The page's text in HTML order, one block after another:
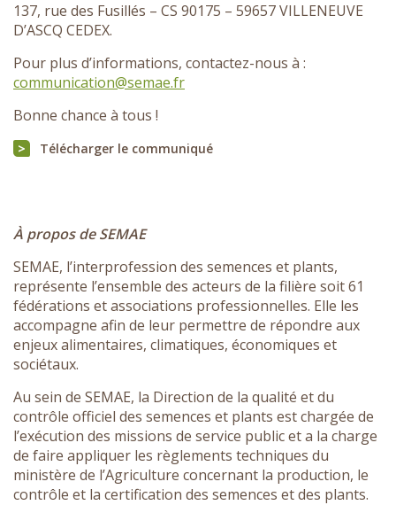
137, rue des Fusillés – CS 90175 – 59657 VILLENEUVE
D’ASCQ CEDEX.
Pour plus d’informations, contactez-nous à :
communication@semae.fr
Bonne chance à tous !
Télécharger le communiqué
À propos de SEMAE
SEMAE, l’interprofession des semences et plants,
représente l’ensemble des acteurs de la filière soit 61
fédérations et associations professionnelles. Elle les
accompagne afin de leur permettre de répondre aux
enjeux alimentaires, climatiques, économiques et
sociétaux.
Au sein de SEMAE, la Direction de la qualité et du
contrôle officiel des semences et plants est chargée de
l’exécution des missions de service public et a la charge
de faire appliquer les règlements techniques du
ministère de l’Agriculture concernant la production, le
contrôle et la certification des semences et des plants.